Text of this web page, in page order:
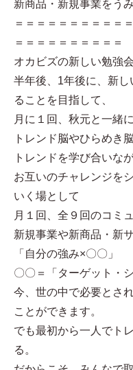
新商品・新規事業をう
＝＝＝＝＝＝＝＝＝＝
＝＝＝＝＝＝＝＝＝＝
オカビズの新しい勉強
半年後、1年後に、新
ることを目指して、
月に１回、秋元と一緒
トレンド脳やひらめき
トレンドを学び合いな
お互いのチャレンジを
いく場として
月１回、全９回のコミ
新規事業や新商品・新
「自分の強み×〇〇」
〇〇＝「ターゲット・
今、世の中で必要とさ
ことができます。
でも最初から一人でト
る。